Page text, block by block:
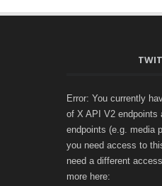
Error: You currently
of X API V2 endpoints
endpoints (e.g. media
you need access to
need a different
more here: